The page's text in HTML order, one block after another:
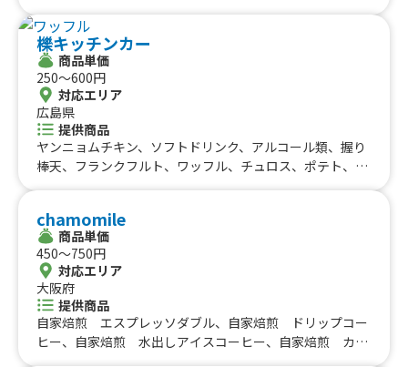
櫟キッチンカー
商品単価
250〜600円
対応エリア
広島県
提供商品
ヤンニョムチキン、ソフトドリンク、アルコール類、握り
棒天、フランクフルト、ワッフル、チュロス、ポテト、唐
chamomile
商品単価
450〜750円
対応エリア
大阪府
提供商品
自家焙煎 エスプレッソダブル、自家焙煎 ドリップコー
ヒー、自家焙煎 水出しアイスコーヒー、自家焙煎 カプ